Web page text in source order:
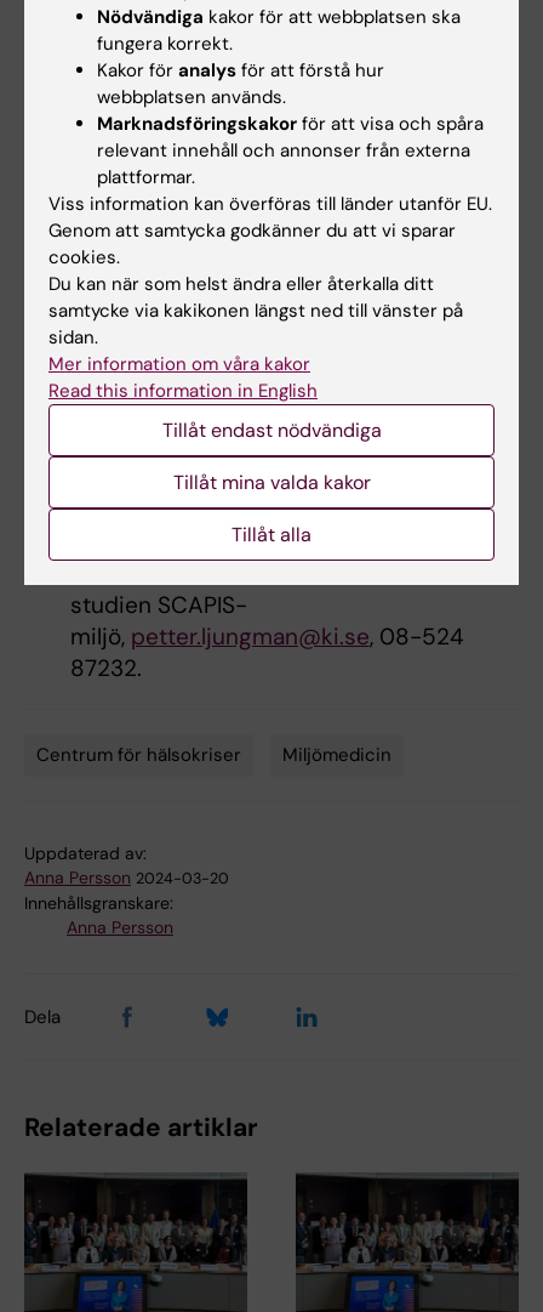
dataservice:https://doi.org/10.5878/btxv-
.
Vid publicering ange källa:Luft- och
bullerkartor för SCAPIS-miljö
Kontaktpersoner
Karl Kilbo Edlund, läkare, doktorand,
Göteborgs
universitet,karl.kilbo.edlund@gu.se,
telefon 0769-31 54 58.
Leo Stockfelt, docent, specialistläkare,
samordnare för studien SCAPIS-miljö,
Göteborgs
universitet,leo.stockfelt@amm.gu.se
telefon 0708-17 76 56
Petter Ljungman, docent, överläkare,
studien SCAPIS-
miljö, petter.ljungman@ki.se, 08-524
87232.
Centrum för hälsokriser Miljömedicin
Uppdaterad av:
Anna Persson 2024-03-20
Innehållsgranskare:
Anna Persson
Dela
Relaterade artiklar
Nödvändiga kakor för att webbplatsen ska
fungera korrekt.
Kakor för analys för att förstå hur
webbplatsen används.
Marknadsföringskakor för att visa och spåra
relevant innehåll och annonser från externa
plattformar.
Viss information kan överföras till länder utanför EU.
Genom att samtycka godkänner du att vi sparar
cookies.
Du kan när som helst ändra eller återkalla ditt
samtycke via kakikonen längst ned till vänster på
sidan.
Mer information om våra kakor
Read this information in English
Tillåt endast nödvändiga
Tillåt mina valda kakor
Tillåt alla